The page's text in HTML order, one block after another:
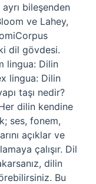
bileşenden
ve Lahey,
dil gövdesi.
lingua: Dilin
lingua: Dilin
taşı nedir?
dilin kendine
ses, fonem,
açıklar ve
çalışır. Dil
dilin
Bu